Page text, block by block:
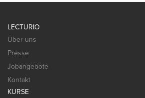
LECTURIO
Über uns
Presse
Jobangebote
Kontakt
KURSE